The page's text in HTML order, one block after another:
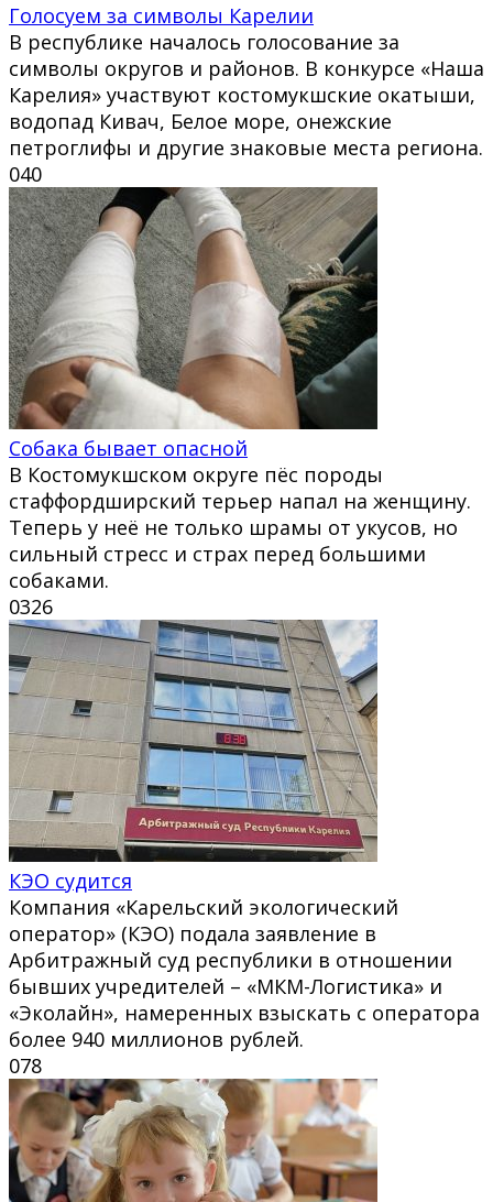
Голосуем за символы Карелии
В республике началось голосование за
символы округов и районов. В конкурсе «Наша
Карелия» участвуют костомукшские окатыши,
водопад Кивач, Белое море, онежские
петроглифы и другие знаковые места региона.
040
Собака бывает опасной
В Костомукшском округе пёс породы
стаффордширский терьер напал на женщину.
Теперь у неё не только шрамы от укусов, но
сильный стресс и страх перед большими
собаками.
0326
КЭО судится
Компания «Карельский экологический
оператор» (КЭО) подала заявление в
Арбитражный суд республики в отношении
бывших учредителей – «МКМ-Логистика» и
«Эколайн», намеренных взыскать с оператора
более 940 миллионов рублей.
078